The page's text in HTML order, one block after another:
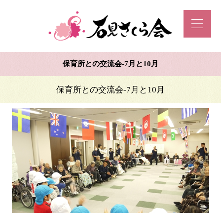
保育所との交流会-7月と10月
保育所との交流会-7月と10月